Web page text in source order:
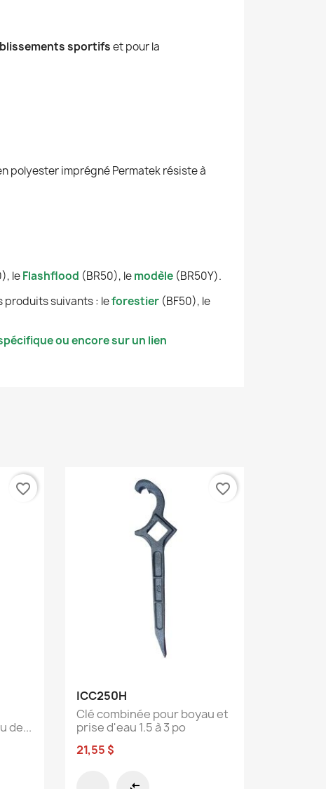
sportifset pour la
polyester imprégné Permatek résiste à
leFlashflood (BR50), lemodèle (BR50Y).
produits suivants : leforestier (BF50), le
ou encore sur un lien
de...
favorite_border
Aperçu rapide
ICC250H
Clé combinée pour boyau et
prise d'eau 1.5 à 3 po
21,55 $
favorite_border